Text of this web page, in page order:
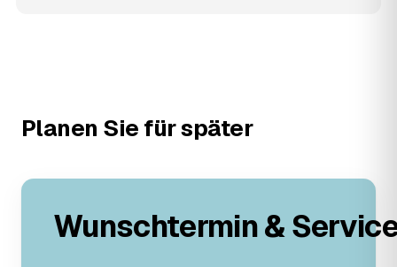
Planen Sie für später
Wunschtermin &